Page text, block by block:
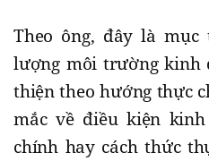
Theo ông, đây là
lượng môi trường kinh
thiện theo hướng thực
mắc về điều kiện
chính hay cách thức